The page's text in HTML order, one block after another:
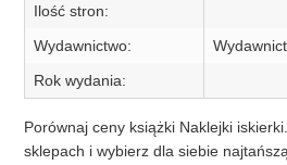
Ilość stron:
Wydawnictwo:
Rok wydania:
Porównaj ceny książki Naklejki
sklepach i wybierz dla siebie